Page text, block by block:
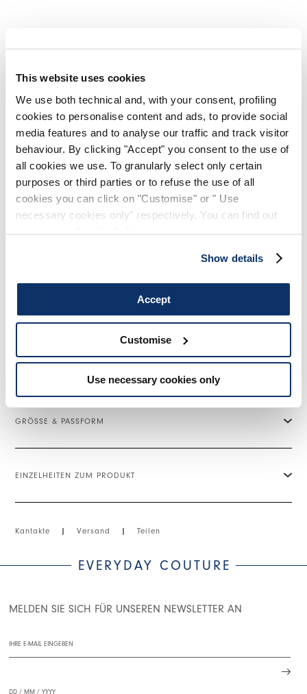
This website uses cookies
We use both technical and, with your consent, profiling
cookies to personalise content and ads, to provide social
media features and to analyse our traffic and track visitor
behaviour. By clicking "Accept" you consent to the use of
all cookies we use. To granularly select only certain
purposes or third parties or to refuse the use of all
cookies you can click on "Customise" or " Use
necessary cookies only" respectively. You can find out
more in ourCookie Policy.
Show details
Accept
Customise
Use necessary cookies only
EXULT
HIGH
Midikleid aus rotem Viskose-Twill mit freien Schultern
432,00 €
720,00 € -40%
(inklusive 20% Mwst.)
STILISTISCHE HINWEISE
Konstruktion: der lange Ärmel, entlang der äußeren Linie
die Taille betont und die Silhouette unterstreicht.
V-Ausschnitt. Lange Ärmel mit seitlicher Außenöffnung, an
mit Knopf hinten befestigt. Stoffgürtel.
GRÖSSE & PASSFORM
EINZELHEITEN ZUM PRODUKT
Kantakte | Versand | Teilen
EVERYDAY COUTURE
MELDEN SIE SICH FÜR UNSEREN NEWSLETTER AN